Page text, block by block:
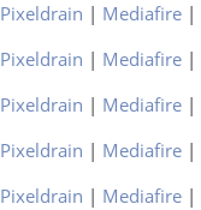
Pixeldrain | Mediafire|
Pixeldrain | Mediafire|
Pixeldrain | Mediafire|
Pixeldrain | Mediafire|
Pixeldrain | Mediafire|